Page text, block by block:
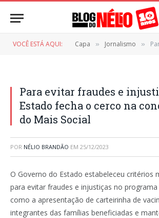
VOCÊ ESTÁ AQUI: Capa » Jornalismo » Para
Para evitar fraudes e
Estado fecha o cerco na
do Mais Social
POR NÉLIO BRANDÃO EM 25/12/2023
O Governo do Estado estabeleceu critérios
para evitar fraudes e injustiças no
como a apresentação de carteirinha de
integrantes das famílias beneficiadas e